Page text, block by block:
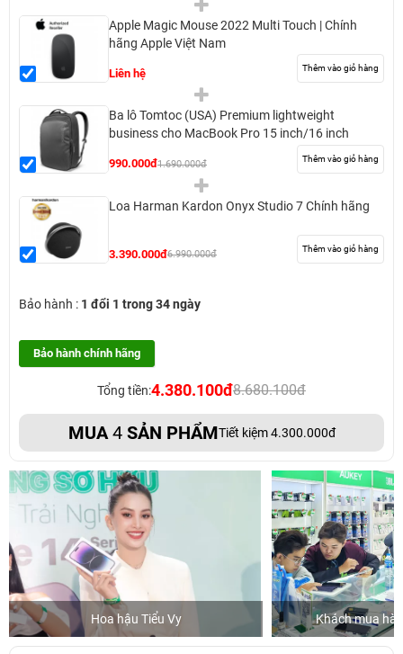
Apple Magic Mouse 2022 Multi Touch | Chính
hãng Apple Việt Nam
Liên hệ Thêm vào giỏ hàng
Ba lô Tomtoc (USA) Premium lightweight
business cho MacBook Pro 15 inch/16 inch
990.000đ1.690.000đ Thêm vào giỏ hàng
Loa Harman Kardon Onyx Studio 7 Chính hãng
3.390.000đ6.990.000đ Thêm vào giỏ hàng
Bảo hành : 1 đổi 1 trong 34 ngày
Bảo hành chính hãng
Tổng tiền:4.380.100đ8.680.100đ
MUA4SẢN PHẨMTiết kiệm 4.300.000đ
Khách mua hàng tại 24hStore